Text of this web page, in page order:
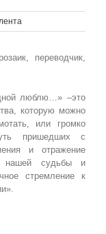
переводчик,
люблю…» –это
которую можно
или громко
пришедших с
и отражение
нашей судьбы и
стремление к